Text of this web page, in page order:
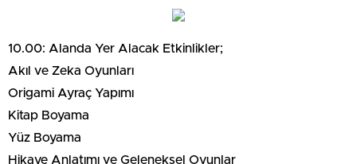
10.00: Alanda Yer Alacak Etkinlikler;
Akıl ve Zeka Oyunları
Origami Ayraç Yapımı
Kitap Boyama
Yüz Boyama
Hikaye Anlatımı ve Geleneksel Oyunlar